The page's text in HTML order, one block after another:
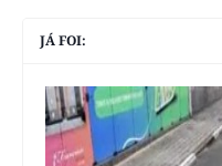
JÁ FOI: